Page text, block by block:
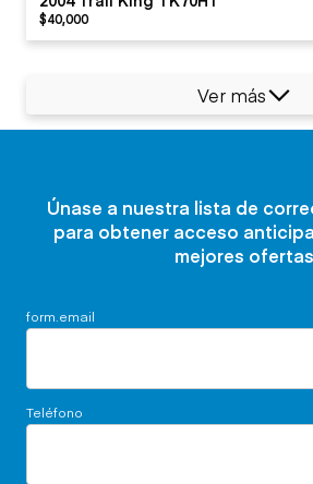
$40,000
Ver más
Únase a nuestra lista de
para obtener acceso
mejores ofertas
form.email
Teléfono